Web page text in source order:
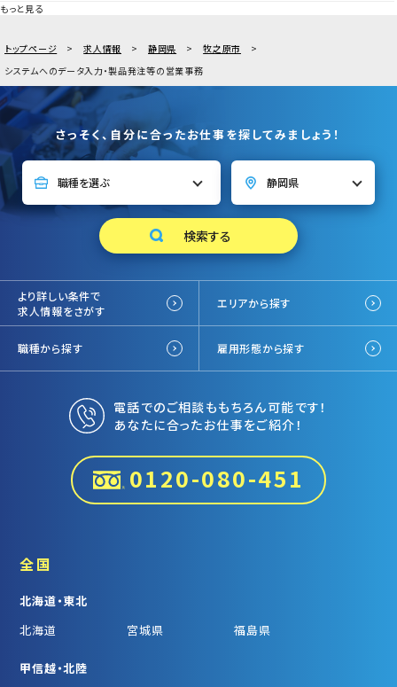
もっと見る
トップページ 求人情報 静岡県
牧之原市
システムへのデータ入力・製品発注等の営業事務
さっそく、自分に合ったお仕事を探してみましょう！
より詳しい条件で
求人情報をさがす
エリアから探す
職種から探す 雇用形態から探す
電話でのご相談ももちろん可能です！
あなたに合ったお仕事をご紹介！
0120-080-451
全国
北海道・東北
北海道
宮城県 福島県
甲信越・北陸